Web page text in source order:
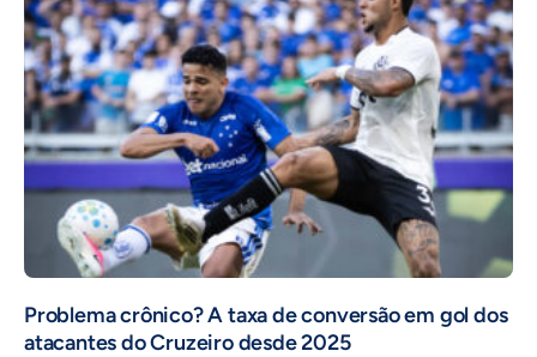
Problema crônico? A taxa de conversão em gol dos
atacantes do Cruzeiro desde 2025